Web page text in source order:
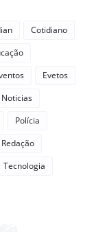
Cotidiano
Evetos
Noticias
Polícia
Redação
Tecnologia